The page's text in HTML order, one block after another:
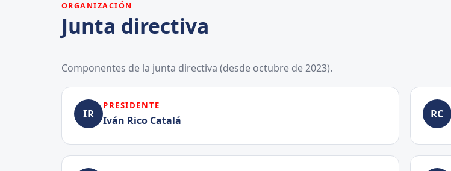
ORGANIZACIÓN
Junta directiva
Componentes de la junta directiva (desde octubre de 2023).
IR
PRESIDENTE
Iván Rico Catalá RC